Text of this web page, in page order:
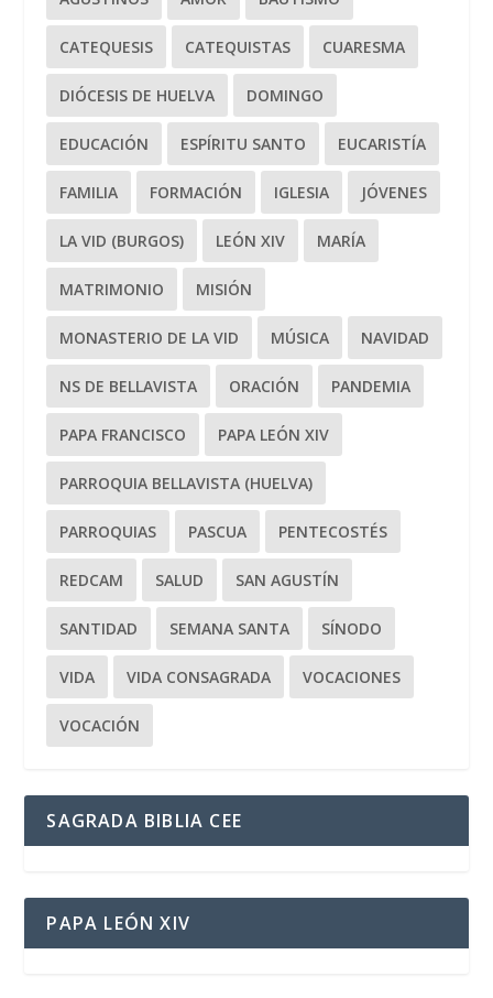
CATEQUESIS CATEQUISTAS CUARESMA
DIÓCESIS DE HUELVA DOMINGO
EDUCACIÓN ESPÍRITU SANTO EUCARISTÍA
FAMILIA FORMACIÓN IGLESIA JÓVENES
LA VID (BURGOS) LEÓN XIV MARÍA
MATRIMONIO MISIÓN
MONASTERIO DE LA VID MÚSICA NAVIDAD
NS DE BELLAVISTA ORACIÓN PANDEMIA
PAPA FRANCISCO PAPA LEÓN XIV
PARROQUIA BELLAVISTA (HUELVA)
PARROQUIAS PASCUA PENTECOSTÉS
REDCAM SALUD SAN AGUSTÍN
SANTIDAD SEMANA SANTA SÍNODO
VIDA VIDA CONSAGRADA VOCACIONES
VOCACIÓN
SAGRADA BIBLIA CEE
PAPA LEÓN XIV